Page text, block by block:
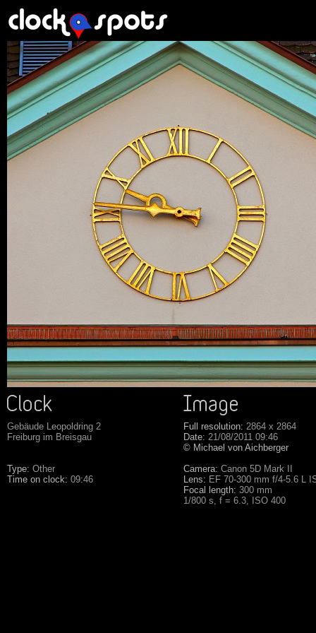
Gebäude Leopoldring 2
Freiburg im Breisgau
Type: Other
Time on clock: 09:46
Full resolution: 2864 x 2864
Date: 21/08/2011 09:46
© Michael von Aichberger
Camera: Canon 5D Mark II
Lens: EF 70-300 mm f/4-5.6 L
Focal length: 300 mm
1/800 s, f = 6.3, ISO 400